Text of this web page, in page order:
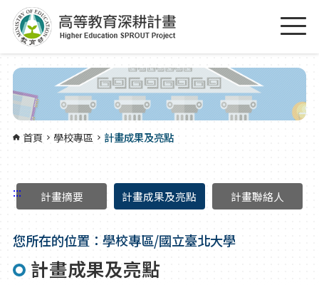
跳到主要內容區塊
首頁 學校專區 計畫成果及亮點
::: 計畫摘要 計畫成果及亮點 計畫聯絡人
您所在的位置：學校專區/國立臺北大學
計畫成果及亮點